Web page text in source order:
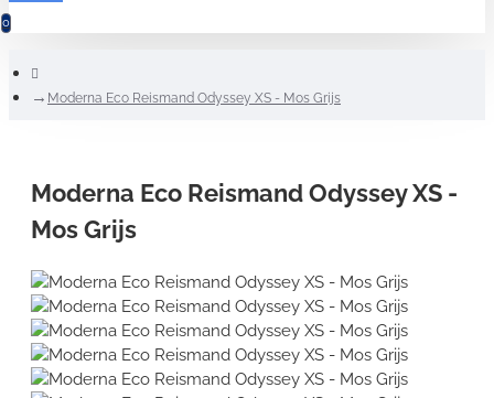
0
Moderna Eco Reismand Odyssey XS - Mos Grijs
Moderna Eco Reismand Odyssey XS -
Mos Grijs